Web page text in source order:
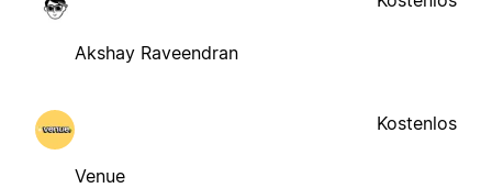
Akshay Raveendran
Venue
Kostenlos